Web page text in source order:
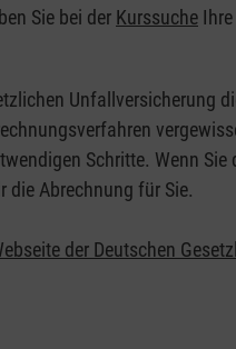
Sie bei der Kurssuche Ihre
Unfallversicherung
Schritte. Wenn Sie
die Abrechnung für Sie.
der Deutschen